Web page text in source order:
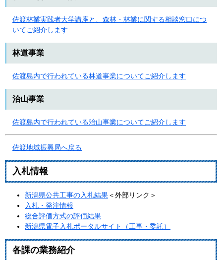
佐渡林業実践者大学講座と、森林・林業に関する相談窓口につ
いてご紹介します
林道事業
佐渡島内で行われている林道事業についてご紹介します
治山事業
佐渡島内で行われている治山事業についてご紹介します
佐渡地域振興局へ戻る
入札情報
新潟県公共工事の入札結果＜外部リンク＞
入札・発注情報
総合評価方式の評価結果
新潟県電子入札ポータルサイト（工事・委託）
各課の業務紹介